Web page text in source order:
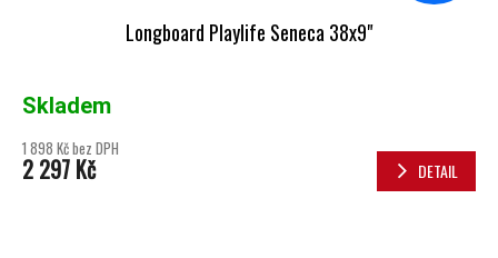
Longboard Playlife Seneca 38x9"
Skladem
1 898 Kč bez DPH
2 297 Kč DETAIL